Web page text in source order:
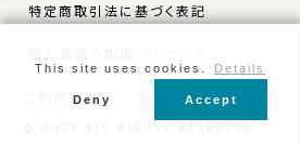
特定商取引法に基づく表記
ご利用規約
This site uses cookies. Details
Deny Accept